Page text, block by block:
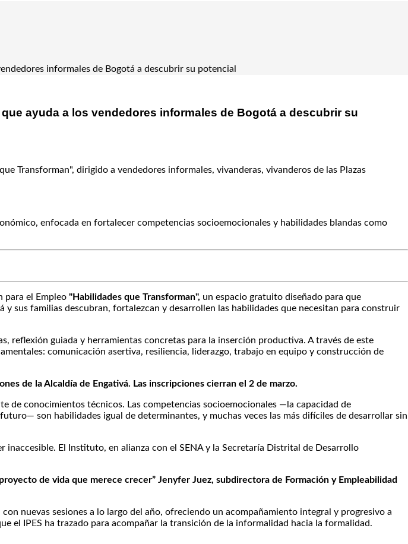
informales de Bogotá a descubrir su potencial
ayuda a los vendedores informales de Bogotá a descubrir su
Transforman", dirigido a vendedores informales, vivanderas, vivanderos de las Plazas
enfocada en fortalecer competencias socioemocionales y habilidades blandas como
para el Empleo "Habilidades que Transforman", un espacio gratuito diseñado para que
sus familias descubran, fortalezcan y desarrollen las habilidades que necesitan para construir
reflexión guiada y herramientas concretas para la inserción productiva. A través de este
comunicación asertiva, resiliencia, liderazgo, trabajo en equipo y construcción de
de la Alcaldía de Engativá. Las inscripciones cierran el 2 de marzo.
de conocimientos técnicos. Las competencias socioemocionales —la capacidad de
son habilidades igual de determinantes, y muchas veces las más difíciles de desarrollar sin
El Instituto, en alianza con el SENA y la Secretaría Distrital de Desarrollo
de vida que merece crecer” Jenyfer Juez, subdirectora de Formación y Empleabilidad
nuevas sesiones a lo largo del año, ofreciendo un acompañamiento integral y progresivo a
el IPES ha trazado para acompañar la transición de la informalidad hacia la formalidad.